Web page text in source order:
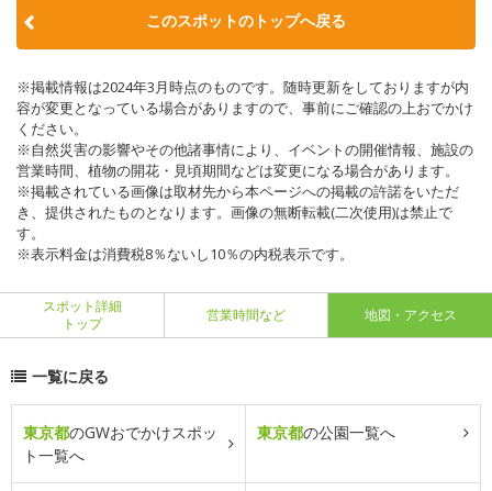
このスポットのトップへ戻る
※掲載情報は2024年3月時点のものです。随時更新をしておりますが内
容が変更となっている場合がありますので、事前にご確認の上おでかけ
ください。
※自然災害の影響やその他諸事情により、イベントの開催情報、施設の
営業時間、植物の開花・見頃期間などは変更になる場合があります。
※掲載されている画像は取材先から本ページへの掲載の許諾をいただ
き、提供されたものとなります。画像の無断転載(二次使用)は禁止で
す。
※表示料金は消費税8％ないし10％の内税表示です。
スポット詳細
トップ
営業時間など 地図・アクセス
一覧に戻る
東京都のGWおでかけスポッ
ト一覧へ
東京都の公園一覧へ